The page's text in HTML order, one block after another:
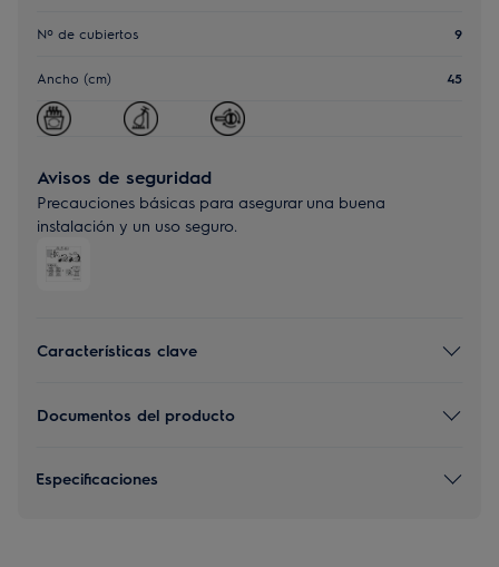
Nº de cubiertos 9
Ancho (cm) 45
Avisos de seguridad
Precauciones básicas para asegurar una buena
instalación y un uso seguro.
Características clave
Documentos del producto
Especificaciones